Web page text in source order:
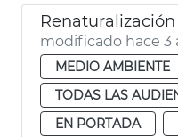
modificado hace 3
MEDIO AMBIENTE
TODAS LAS
EN PORTADA